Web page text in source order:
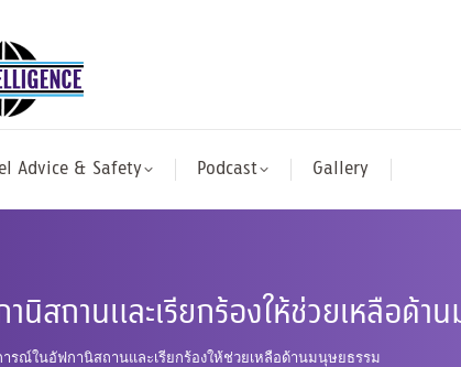
Advice & Safety Podcast Gallery
นิสถานและเรียกร้องให้ช่วยเหลือด้า
ารณ์ในอัฟกานิสถานและเรียกร้องให้ช่วยเหลือด้านมนุษยธรรม